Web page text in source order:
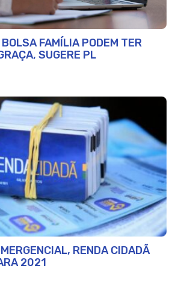
FAMÍLIA PODEM TER
SUGERE PL
RENDA CIDADÃ
2021